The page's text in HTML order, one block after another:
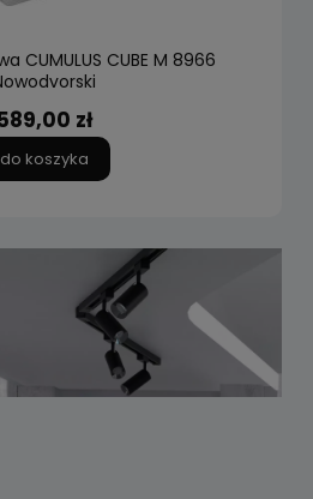
CUMULUS CUBE M 8966
zł
do koszyka